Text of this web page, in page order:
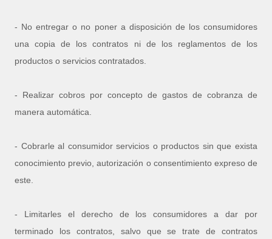
- No entregar o no poner a disposición de los consumidores
una copia de los contratos ni de los reglamentos de los
productos o servicios contratados.
- Realizar cobros por concepto de gastos de cobranza de
manera automática.
- Cobrarle al consumidor servicios o productos sin que exista
conocimiento previo, autorización o consentimiento expreso de
este.
- Limitarles el derecho de los consumidores a dar por
terminado los contratos, salvo que se trate de contratos